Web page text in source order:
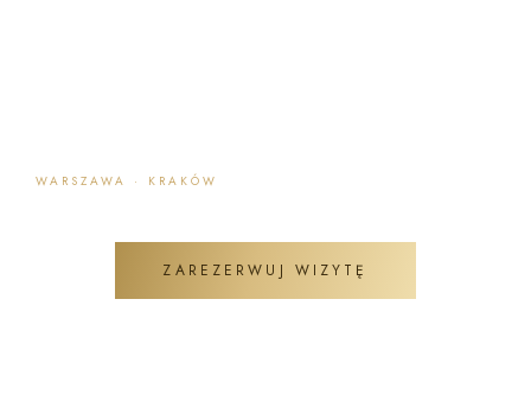
WARSZAWA · KRAKÓW
ZAREZERWUJ WIZYTĘ